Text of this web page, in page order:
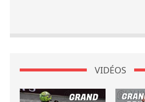
VIDÉOS